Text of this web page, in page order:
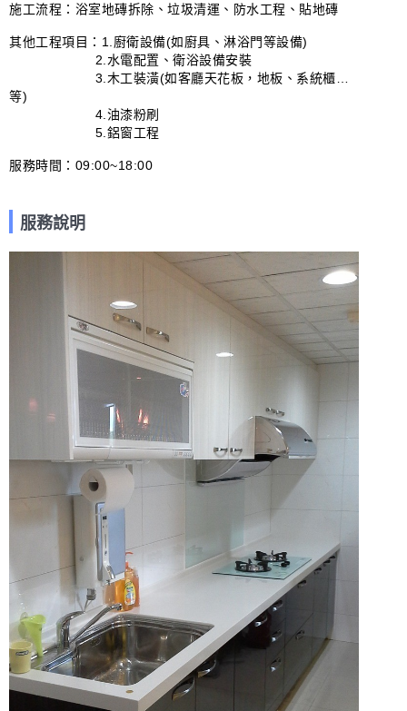
施工流程：浴室地磚拆除、垃圾清運、防水工程、貼地磚
其他工程項目：1.廚衛設備(如廚具、淋浴門等設備)
等)
服務時間：09:00~18:00
服務說明